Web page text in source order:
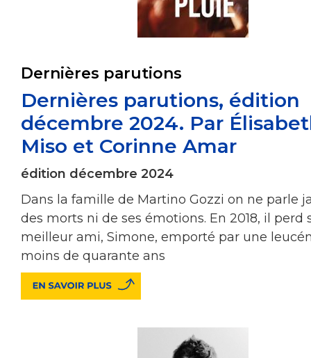
Dernières parutions
Dernières parutions, édition
décembre 2024. Par
Miso et Corinne Amar
édition décembre 2024
Dans la famille de Martino Gozzi on ne parle
des morts ni de ses émotions. En 2018, il perd
meilleur ami, Simone, emporté par une
moins de quarante ans